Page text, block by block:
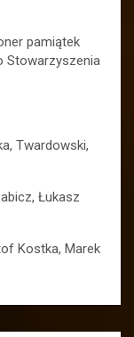
pamiątek
Stowarzyszenia
Twardowski,
Łukasz
Kostka, Marek